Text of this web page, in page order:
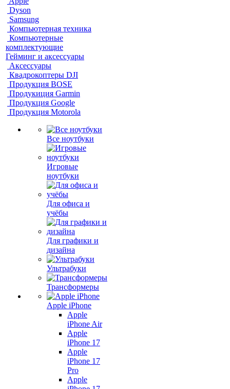
Dyson
Samsung
Компьютерная техника
Компьютерные
комплектующие
Гейминг и аксессуары
Аксессуары
Квадрокоптеры DJI
Продукция BOSE
Продукиция Garmin
Продукция Google
Продукция Motorola
Все ноутбуки
Игровые
ноутбуки
Для офиса и
учёбы
Для графики и
дизайна
Ультрабуки
Трансформеры
Apple iPhone
Apple
iPhone Air
Apple
iPhone 17
Apple
iPhone 17
Pro
Apple